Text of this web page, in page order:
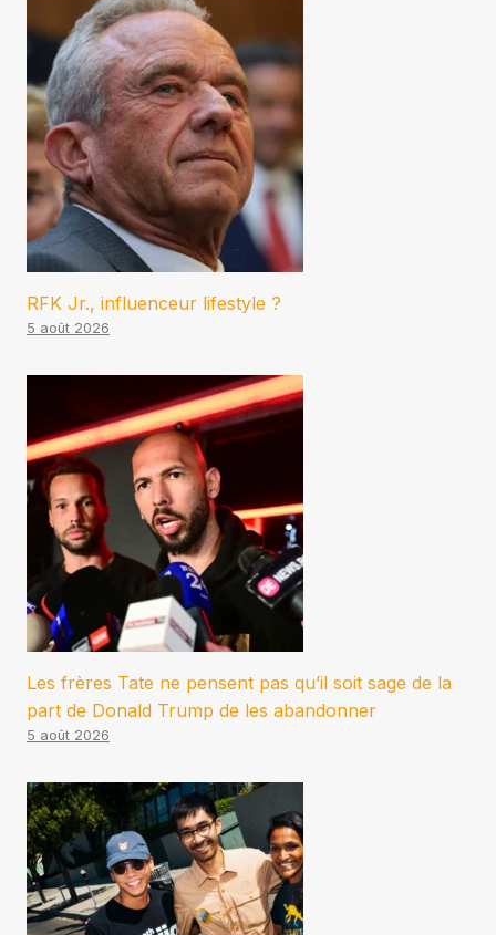
RFK Jr., influenceur lifestyle ?
5 août 2026
Les frères Tate ne pensent pas qu’il soit sage de la
part de Donald Trump de les abandonner
5 août 2026